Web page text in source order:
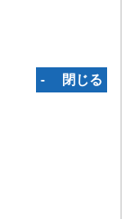
‐ 閉じる